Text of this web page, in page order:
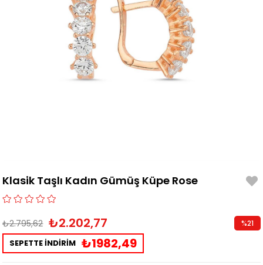
Klasik Taşlı Kadın Gümüş Küpe Rose
₺2.795,62 ₺2.202,77
SEPETTE İNDİRİM ₺1982,49
%21